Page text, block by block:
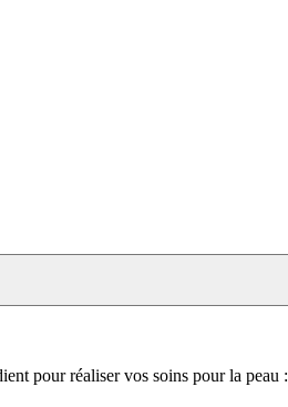
pour réaliser vos soins pour la peau :